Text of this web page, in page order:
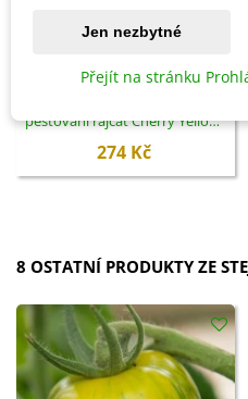
pěstování rajčat Cherry Yellow -
274 Kč
8 OSTATNÍ PRODUKTY ZE
Jen nezbytné
Přejít na stránku